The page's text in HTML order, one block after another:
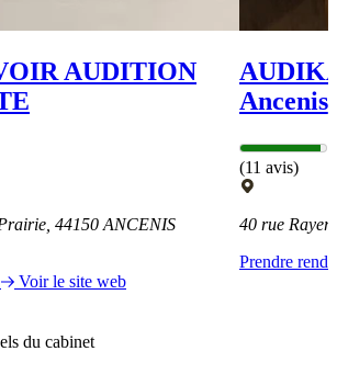
AUDITION
44150 ANCENIS
Voir le site web
Ancenis
(11 avis)
40 rue
Prendre
du cabinet